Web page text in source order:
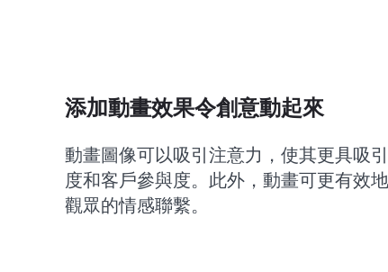
添加動畫效果令創意動起來
動畫圖像可以吸引注意力，使其更具吸
度和客戶參與度。此外，動畫可更有效
觀眾的情感聯繫。